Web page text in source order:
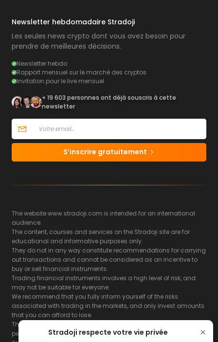
Stradoji respecte votre vie privée
Newsletter hebdomadaire Stradoji
Les seules news crypto dont vous avez besoin pour
prendre de meilleures décisions.
Newsletter hebdo
Rapport mensuel sur le marché des cryptos
Invitation pour le live mensuel
+ 19 603 personnes ont déjà souscris à cette
newsletter
S’inscrire gratuitement
The website www.stradoji.com is intended for an international
audience.
The content, courses and services on the Stradoji site are for
educational and informative purposes only.
They do not in any way constitute recommendations for carrying
out transactions and cannot be considered as an incentive to
buy or sell financial instruments.
Trading financial instruments involves a high level of risk, and
may not be suitable for everyone.
We recommend that you fully inform yourself of the risks
associated with trading in the markets, and only invest amounts
that you can afford to lose.
The Stradoji site does not guarantee the results or the
performance of products based on the information contained on